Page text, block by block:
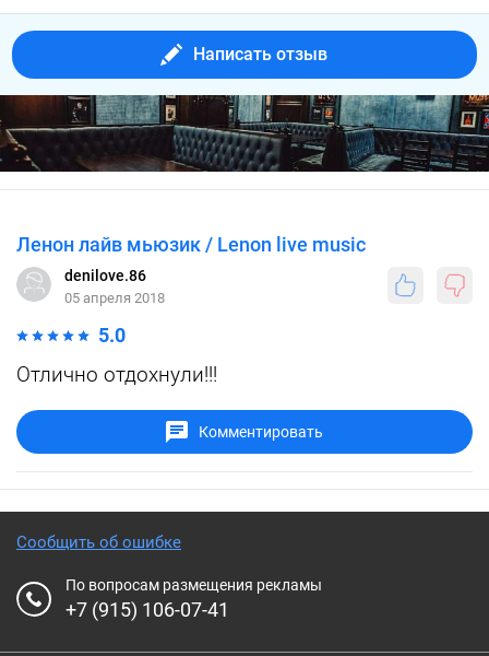
Написать отзыв
Ленон лайв мьюзик / Lenon live music
denilove.86
05 апреля 2018
5.0
Отлично отдохнули!!!
Комментировать
Сообщить об ошибке
По вопросам размещения рекламы
+7 (915) 106-07-41